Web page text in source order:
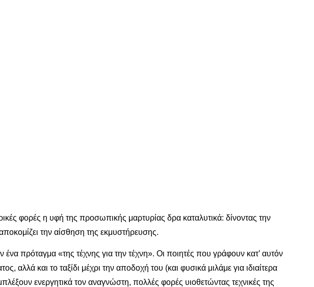
φορές η υφή της προσωπικής μαρτυρίας δρα καταλυτικά: δίνοντας την
την αίσθηση της εκμυστήρευσης.
ένα πρόταγμα «της τέχνης για την τέχνη». Οι ποιητές που γράφουν κατ’ αυτόν
αλλά και το ταξίδι μέχρι την αποδοχή του (και φυσικά μιλάμε για ιδιαίτερα
ενεργητικά τον αναγνώστη, πολλές φορές υιοθετώντας τεχνικές της